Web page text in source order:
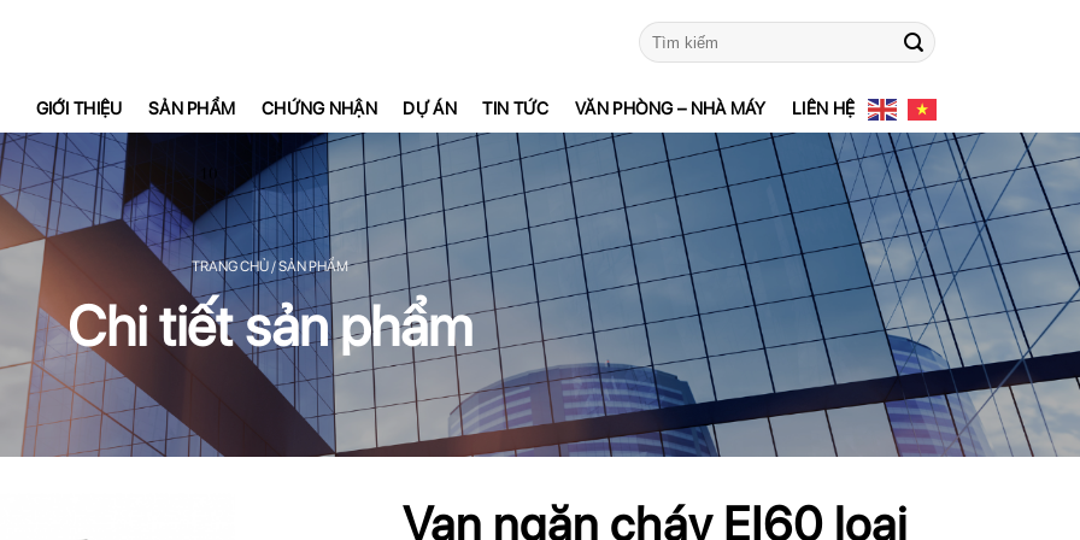
Tìm
kiếm:
GIỚI THIỆU SẢN PHẨM CHỨNG NHẬN DỰ ÁN TIN TỨC VĂN PHÒNG – NHÀ MÁY LIÊN HỆ
TRANG CHỦ / SẢN PHẨM
Chi tiết sản phẩm
Van ngăn cháy EI60 loại